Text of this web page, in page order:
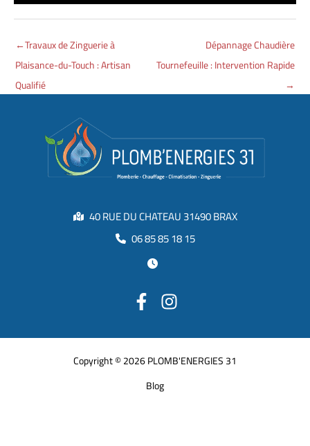
←Travaux de Zinguerie à
Plaisance-du-Touch : Artisan
Qualifié
Dépannage Chaudière
Tournefeuille : Intervention Rapide
→
40 RUE DU CHATEAU 31490 BRAX
06 85 85 18 15
Copyright © 2026 PLOMB'ENERGIES 31
Blog